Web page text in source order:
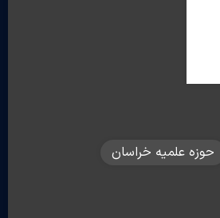
حوزه علميه خراسان